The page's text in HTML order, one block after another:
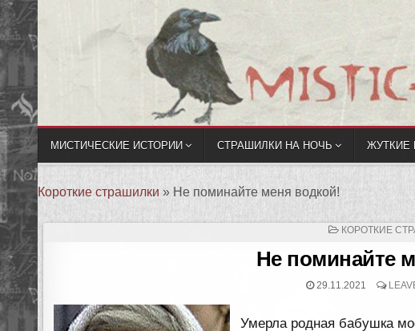
МИСТИЧЕСКИЕ ИСТОРИИ СТРАШИЛКИ НА НОЧЬ ЖУТКИЕ
Короткие страшилки » Не поминайте меня водкой!
КОРОТКИЕ
Не поминайте
29.11.2021
Умерла родная бабушка